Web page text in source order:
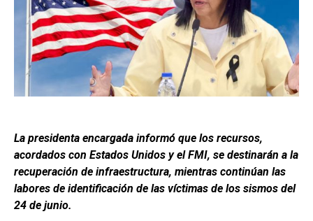
La presidenta encargada informó que los recursos,
acordados con Estados Unidos y el FMI, se destinarán a la
recuperación de infraestructura, mientras continúan las
labores de identificación de las víctimas de los sismos del
24 de junio.